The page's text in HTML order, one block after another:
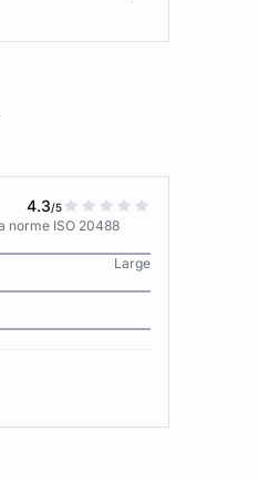
4.3/5
norme ISO 20488
Large